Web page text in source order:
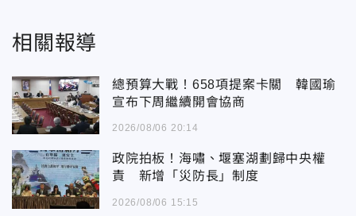
相關報導
總預算大戰！658項提案卡關 韓國瑜
宣布下周繼續開會協商
2026/08/06 20:14
政院拍板！海嘯、堰塞湖劃歸中央權
責 新增「災防長」制度
2026/08/06 15:15